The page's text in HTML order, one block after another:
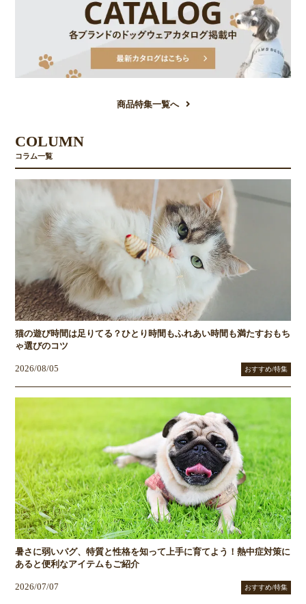
商品特集一覧へ
COLUMN
コラム一覧
猫の遊び時間は足りてる？ひとり時間もふれあい時間も満たすおもち
ゃ選びのコツ
2026/08/05 おすすめ/特集
暑さに弱いパグ、特質と性格を知って上手に育てよう！熱中症対策に
あると便利なアイテムもご紹介
2026/07/07 おすすめ/特集